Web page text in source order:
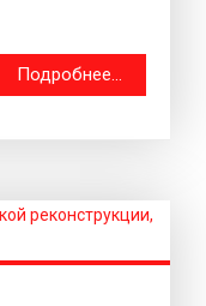
Подробнее...